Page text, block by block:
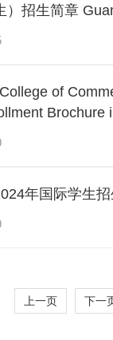
）招生简章
International
of
Brochure
年国际学生
上一页 下一